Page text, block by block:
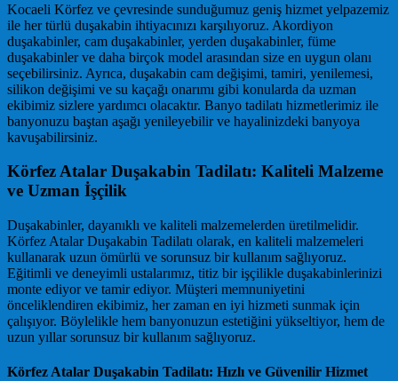
Kocaeli Körfez ve çevresinde sunduğumuz geniş hizmet yelpazemiz
ile her türlü duşakabin ihtiyacınızı karşılıyoruz. Akordiyon
duşakabinler, cam duşakabinler, yerden duşakabinler, füme
duşakabinler ve daha birçok model arasından size en uygun olanı
seçebilirsiniz. Ayrıca, duşakabin cam değişimi, tamiri, yenilemesi,
silikon değişimi ve su kaçağı onarımı gibi konularda da uzman
ekibimiz sizlere yardımcı olacaktır. Banyo tadilatı hizmetlerimiz ile
banyonuzu baştan aşağı yenileyebilir ve hayalinizdeki banyoya
kavuşabilirsiniz.
Körfez Atalar Duşakabin Tadilatı: Kaliteli Malzeme
ve Uzman İşçilik
Duşakabinler, dayanıklı ve kaliteli malzemelerden üretilmelidir.
Körfez Atalar Duşakabin Tadilatı olarak, en kaliteli malzemeleri
kullanarak uzun ömürlü ve sorunsuz bir kullanım sağlıyoruz.
Eğitimli ve deneyimli ustalarımız, titiz bir işçilikle duşakabinlerinizi
monte ediyor ve tamir ediyor. Müşteri memnuniyetini
önceliklendiren ekibimiz, her zaman en iyi hizmeti sunmak için
çalışıyor. Böylelikle hem banyonuzun estetiğini yükseltiyor, hem de
uzun yıllar sorunsuz bir kullanım sağlıyoruz.
Körfez Atalar Duşakabin Tadilatı: Hızlı ve Güvenilir Hizmet